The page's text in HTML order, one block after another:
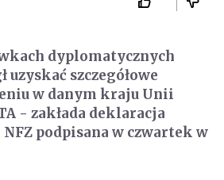
dyplomatycznych
uzyskać szczegółowe
w danym kraju Unii
- zakłada deklaracja
NFZ podpisana w czwartek w